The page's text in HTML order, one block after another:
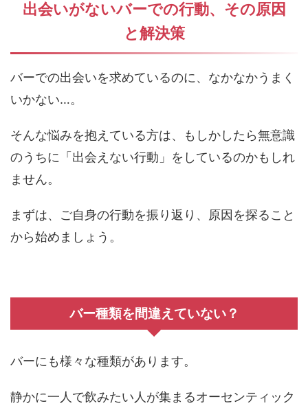
出会いがないバーでの行動、その原因
と解決策
バーでの出会いを求めているのに、なかなかうまく
いかない…。
そんな悩みを抱えている方は、もしかしたら無意識
のうちに「出会えない行動」をしているのかもしれ
ません。
まずは、ご自身の行動を振り返り、原因を探ること
から始めましょう。
バー種類を間違えていない？
バーにも様々な種類があります。
静かに一人で飲みたい人が集まるオーセンティック